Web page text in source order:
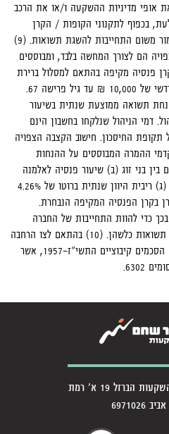
אופי מדיניות ההשקעה ו/או את הרכב
בכפוף לתקנוני הקופות / הקרן
ולהוראות ההסדר התחיקתי. אין באמור משום התחייבות להשגת תשואות. (9)
הם לצורך המחשה בלבד, ומבוססים
פנסיה מקיפה בהתאם למסלול ברירת
המחדל עבור חוסך בן 30 עם שכר חודשי של 10,000 ₪ עד גיל פרישה 67.
תשואה ממוצעת שנתית בשיעור
ניהול. דמי הניהול שנלקחו בחשבון הינם
מצבירה, לכל תקופת החיסכון. חישוב הקצבה הצפויה
ההמרה המבוססים על ההנחות
(א) הפרש גילאים של 3 שנים בין בני זוג (ב) שיעור פנסיה לאלמנה
60%, ללא תקופת הבטחת תשלומים (ג) ריבית היוון שנתית ברוטו של 4.26%
של 0.3% מנכסי הקרן בקרן הפנסיה המקיפה הנבחרת.
כדי להוות התחייבות של החברה
למתן הנחה בדמי ניהול ו/או להשגת תשואות כלשהן. (10) בהתאם לצו הרחבה
[נוסח משולב] לפנסיה חובה לפי חוק הסכמים קיבוציים התשי"ז-1957, אשר
אלטשולר שחם בית השקעות הברזל 19 א' רמת
6971026